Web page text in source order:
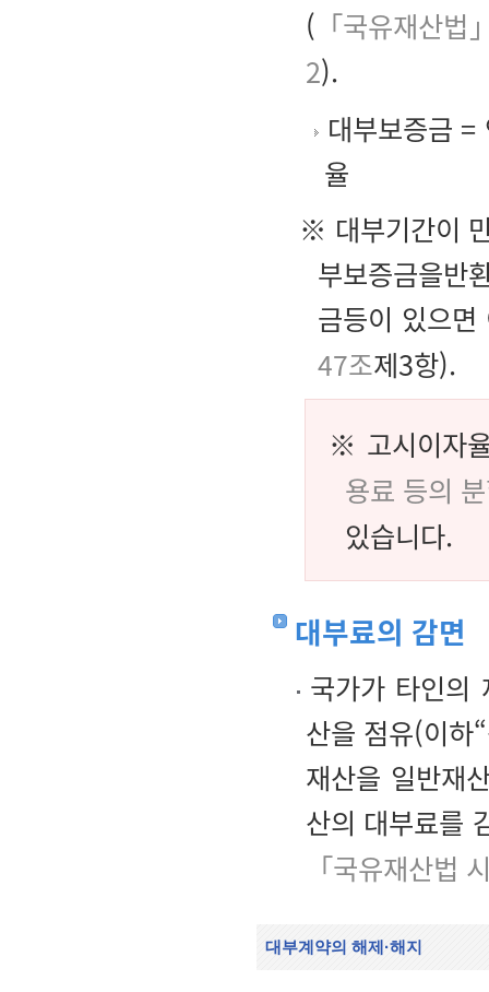
( 「국유재산법
2).
대부보증금
율
※ 대부기간이
부보증금을반
금등이 있으
47조제3항).
※ 고시이자
용료 등의
있습니다.
대부료의 감면
국가가 타인의
산을 점유(이하
재산을 일반재
산의 대부료를
「국유재산법
대부계약의 해제·해지